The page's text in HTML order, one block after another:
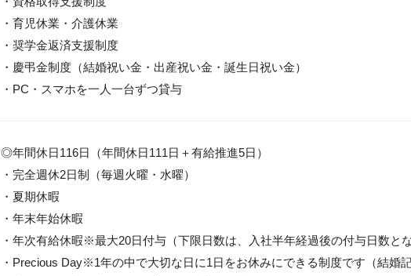
・育児休業・介護休業
・奨学金返済支援制度
・慶弔金制度（結婚祝い金・出産祝い金・誕生日祝い金）
・PC・スマホを一人一台ずつ貸与
◎年間休日116日（年間休日111日＋有給推進5日）
・完全週休2日制（毎週火曜・水曜）
・夏期休暇
・年末年始休暇
・年次有給休暇※最大20日付与（下限日数は、入社半年経過後の付与日数と
・Precious Day※1年の中で大切な日に1日をお休みにできる制度です（結婚